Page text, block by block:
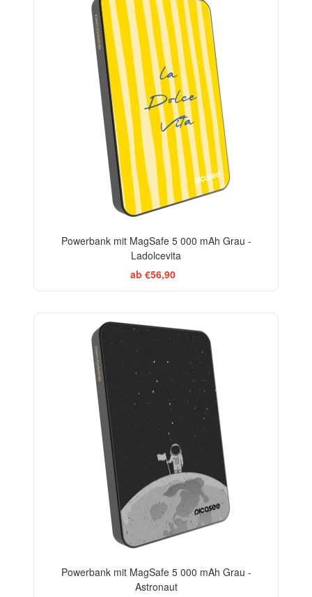
Powerbank mit MagSafe 5 000 mAh Grau -
Ladolcevita
ab €56,90
Powerbank mit MagSafe 5 000 mAh Grau -
Astronaut